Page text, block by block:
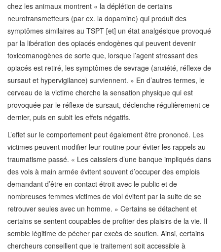
chez les animaux montrent « la déplétion de certains
neurotransmetteurs (par ex. la dopamine) qui produit des
symptômes similaires au TSPT [et] un état analgésique provoqué
par la libération des opiacés endogènes qui peuvent devenir
toxicomanogènes de sorte que, lorsque l’agent stressant des
opiacés est retiré, les symptômes de sevrage (anxiété, réflexe de
sursaut et hypervigilance) surviennent. » En d’autres termes, le
cerveau de la victime cherche la sensation physique qui est
provoquée par le réflexe de sursaut, déclenche régulièrement ce
dernier, puis en subit les effets négatifs.
L’effet sur le comportement peut également être prononcé. Les
victimes peuvent modifier leur routine pour éviter les rappels au
traumatisme passé. « Les caissiers d’une banque impliqués dans
des vols à main armée évitent souvent d’occuper des emplois
demandant d’être en contact étroit avec le public et de
nombreuses femmes victimes de viol évitent par la suite de se
retrouver seules avec un homme. » Certains se détachent et
certains se sentent coupables de profiter des plaisirs de la vie. Il
semble légitime de pécher par excès de soutien. Ainsi, certains
chercheurs conseillent que le traitement soit accessible à